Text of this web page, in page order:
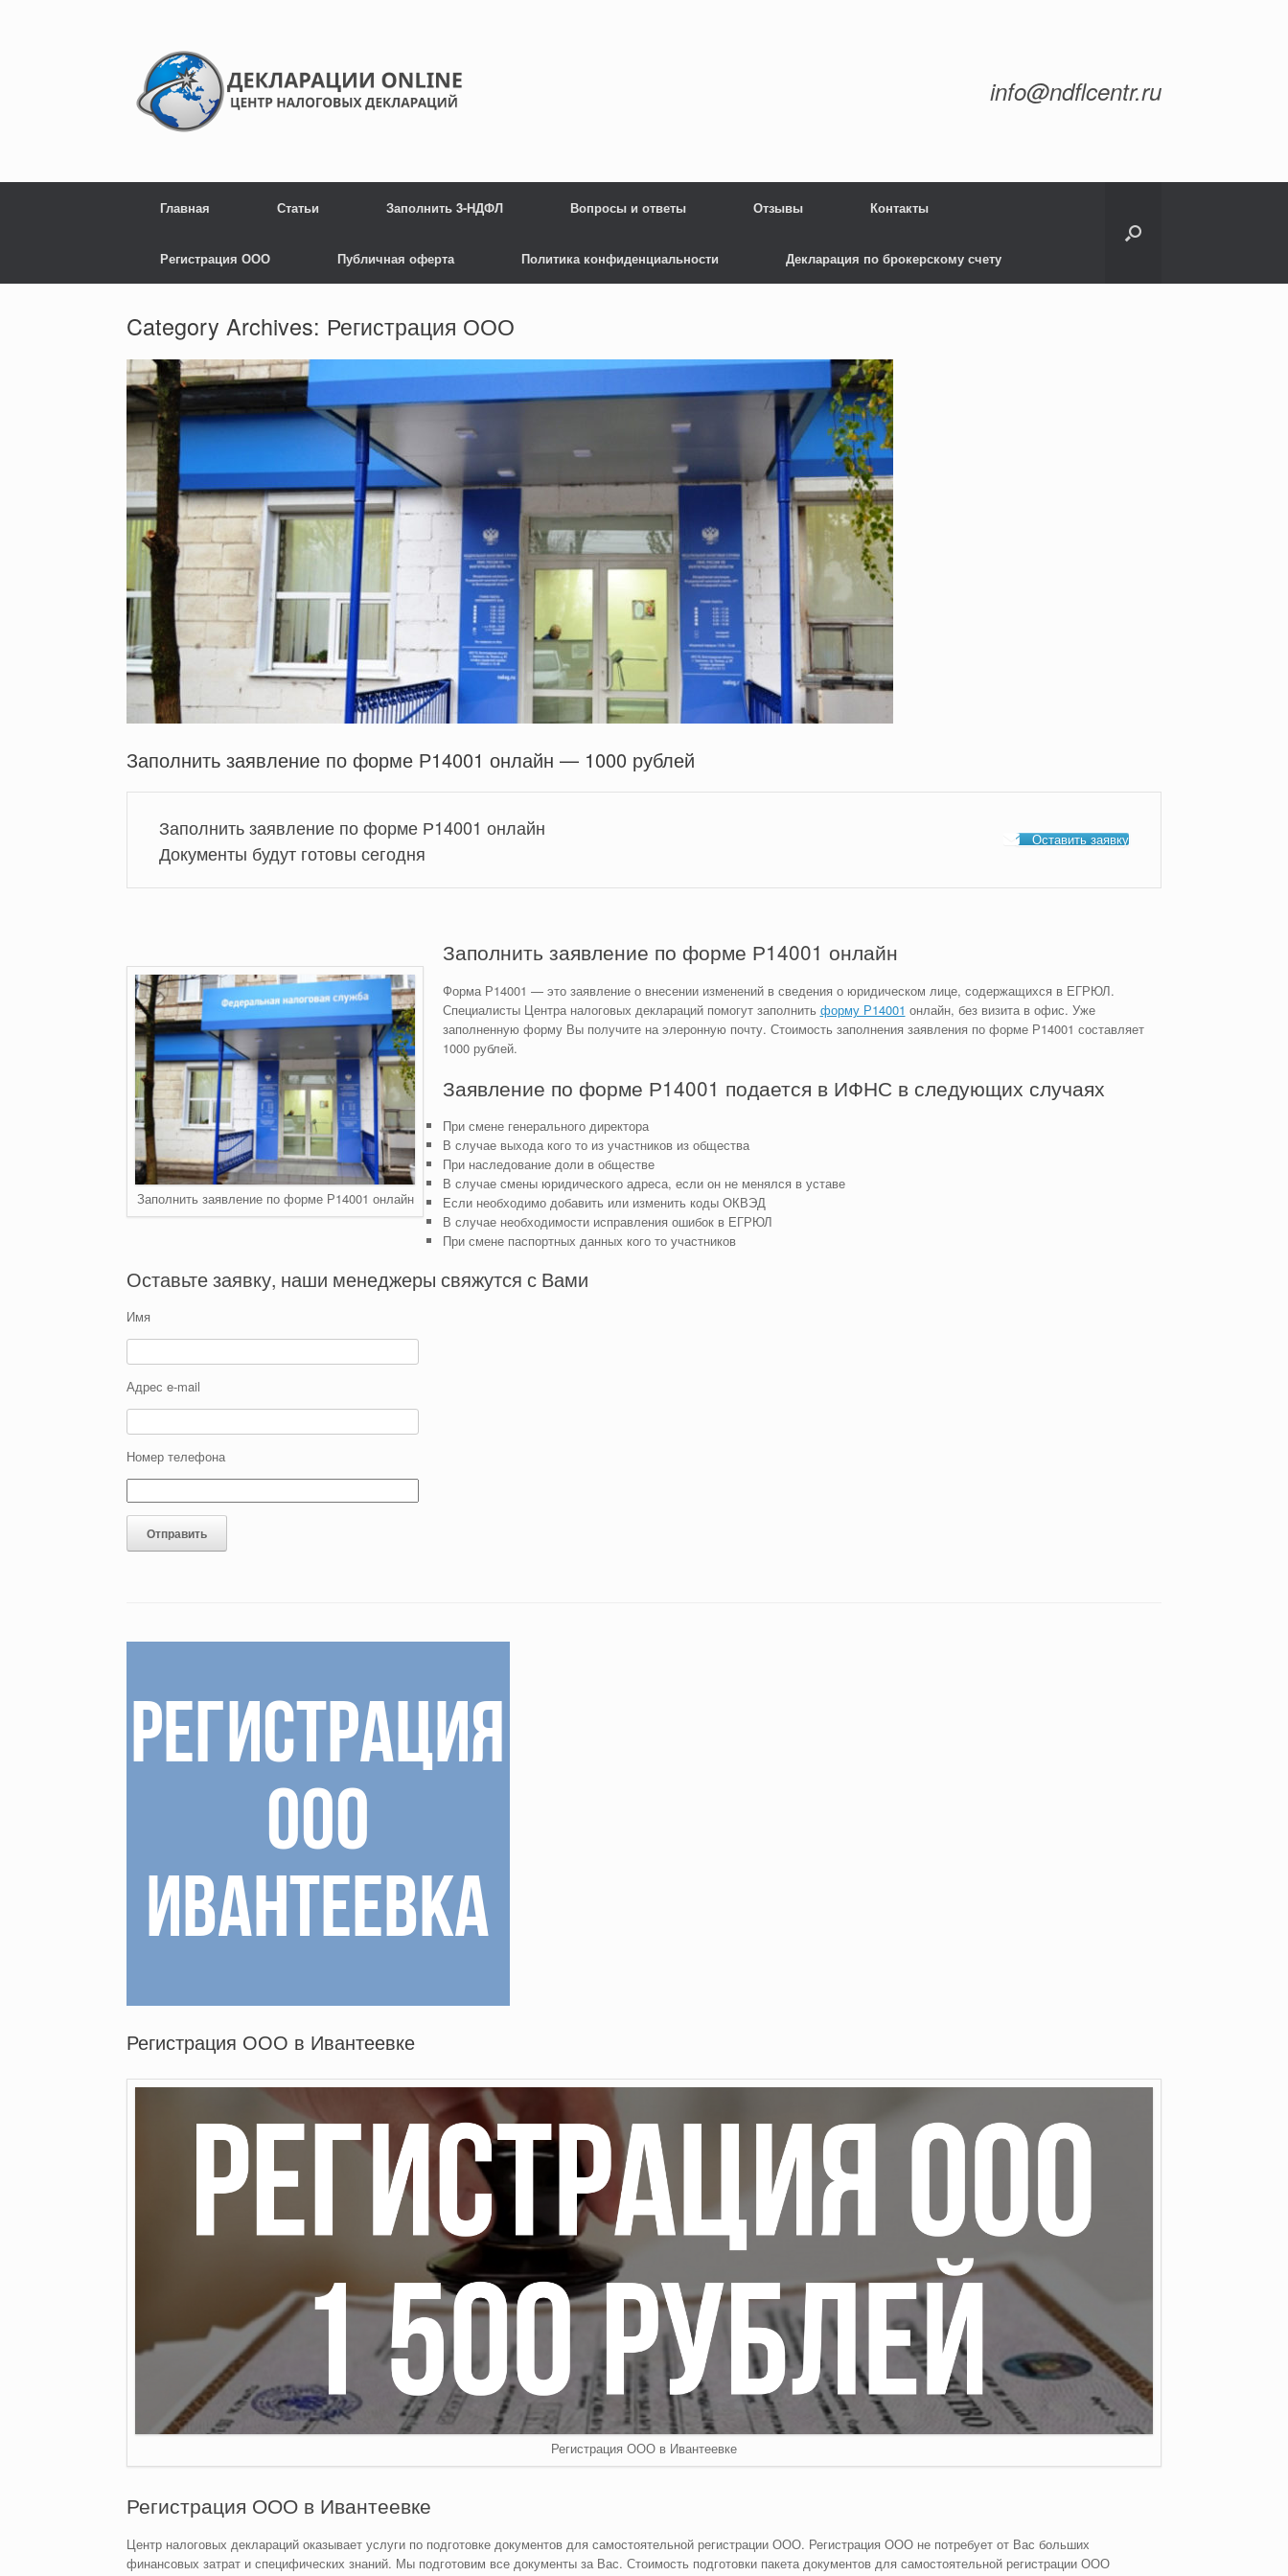
info@ndflcentr.ru
Главная Статьи Заполнить 3-НДФЛ Вопросы и ответы Отзывы Контакты
Регистрация ООО Публичная оферта Политика конфиденциальности Декларация по брокерскому счету
Category Archives: Регистрация ООО
Заполнить заявление по форме Р14001 онлайн — 1000 рублей
Заполнить заявление по форме Р14001 онлайн
Документы будут готовы сегодня
Оставить заявку
Заполнить заявление по форме Р14001 онлайн
Заполнить заявление по форме Р14001 онлайн
Форма Р14001 — это заявление о внесении изменений в сведения о юридическом лице, содержащихся в ЕГРЮЛ.
Специалисты Центра налоговых деклараций помогут заполнить форму Р14001 онлайн, без визита в офис. Уже
заполненную форму Вы получите на элеронную почту. Стоимость заполнения заявления по форме Р14001 составляет
1000 рублей.
Заявление по форме Р14001 подается в ИФНС в следующих случаях
При смене генерального директора
В случае выхода кого то из участников из общества
При наследование доли в обществе
В случае смены юридического адреса, если он не менялся в уставе
Если необходимо добавить или изменить коды ОКВЭД
В случае необходимости исправления ошибок в ЕГРЮЛ
При смене паспортных данных кого то участников
Оставьте заявку, наши менеджеры свяжутся с Вами
Имя
Адрес e-mail
Номер телефона
Регистрация ООО в Ивантеевке
Регистрация ООО в Ивантеевке
Регистрация ООО в Ивантеевке
Центр налоговых деклараций оказывает услуги по подготовке документов для самостоятельной регистрации ООО. Регистрация ООО не потребует от Вас больших
финансовых затрат и специфических знаний. Мы подготовим все документы за Вас. Стоимость подготовки пакета документов для самостоятельной регистрации ООО